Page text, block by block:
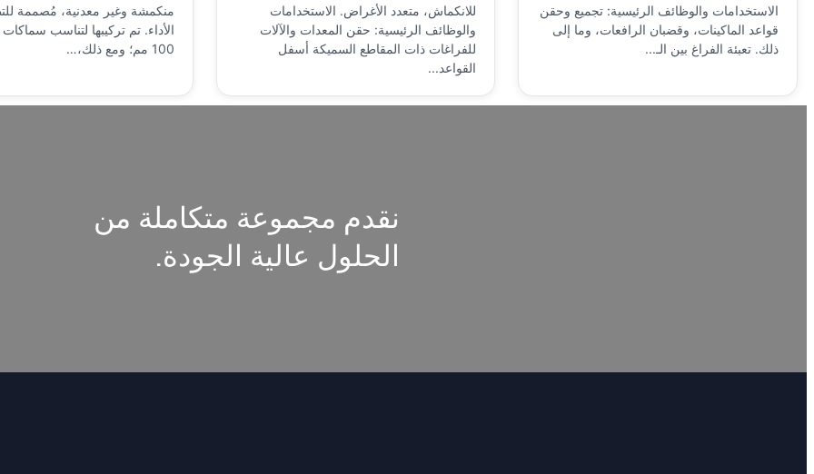
الاستخدامات والوظائف الرئيسية: تجميع وحقن
قواعد الماكينات، وقضبان الرافعات، وما إلى
ذلك. تعبئة الفراغ بين الـ...
للانكماش، متعدد الأغراض. الاستخدامات
والوظائف الرئيسية: حقن المعدات والآلات
للفراغات ذات المقاطع السميكة أسفل
القواعد...
منكمشة وغير معدنية، مُصممة
الأداء. تم تركيبها لتناسب
100 مم؛ ومع ذلك،…
نقدم مجموعة متكاملة من
الحلول عالية الجودة.